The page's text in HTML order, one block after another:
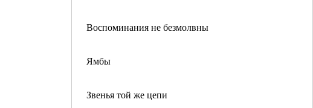
Воспоминания не безмолвны
Ямбы
Звенья той же цепи